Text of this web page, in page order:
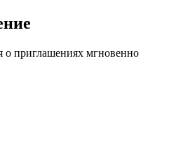
о приглашениях мгновенно